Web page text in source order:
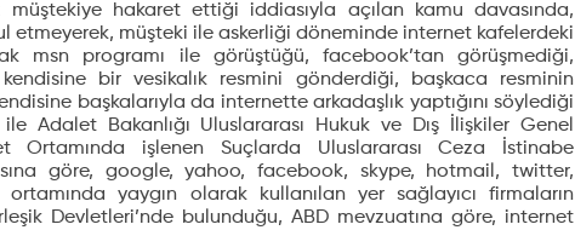
müştekiye hakaret ettiği iddiasıyla açılan kamu davasında,
etmeyerek, müşteki ile askerliği döneminde internet kafelerdeki
msn programı ile görüştüğü, facebook’tan görüşmediği,
bir vesikalık resmini gönderdiği, başkaca resminin
başkalarıyla da internette arkadaşlık yaptığını söylediği
Adalet Bakanlığı Uluslararası Hukuk ve Dış İlişkiler Genel
Ortamında işlenen Suçlarda Uluslararası Ceza İstinabe
göre, google, yahoo, facebook, skype, hotmail, twitter,
yaygın olarak kullanılan yer sağlayıcı firmaların
Devletleri’nde bulunduğu, ABD mevzuatına göre, internet